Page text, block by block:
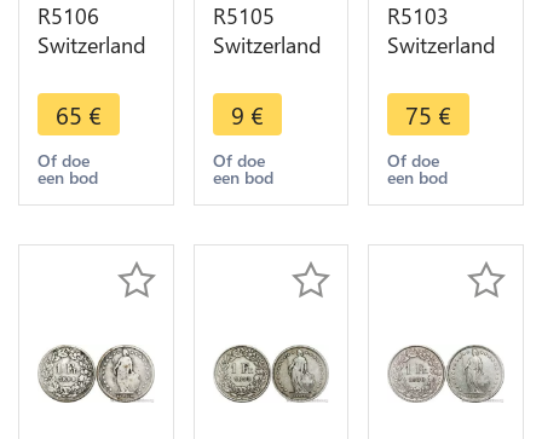
R5106
Switzerland
Helvetia
1898 B
Berne Silver
AU -> Make
65 €
Of doe
een bod
R5105
Switzerland
Helvetia
1898 B
Berne Silver
-> Make
9 €
Of doe
een bod
R5103
Switzerland
Helvetia
1899 B
Berne Silver
-> Make
75 €
Of doe
een bod